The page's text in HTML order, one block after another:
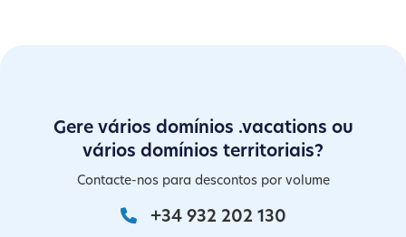
Gere vários domínios .vacations ou
vários domínios territoriais?
Contacte-nos para descontos por volume
+34 932 202 130